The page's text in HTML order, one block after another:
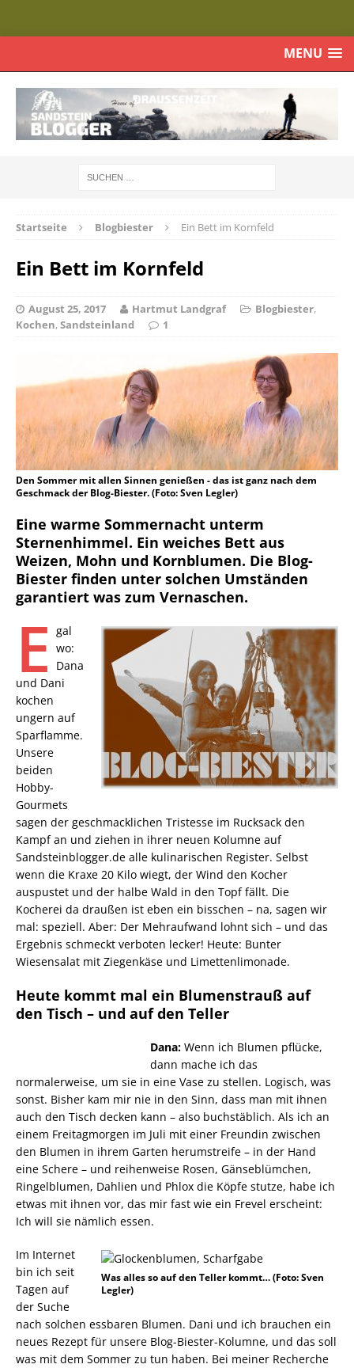
MENU
Startseite Blogbiester Ein Bett im Kornfeld
Ein Bett im Kornfeld
August 25, 2017 Hartmut Landgraf Blogbiester,
Kochen,Sandsteinland 1
Den Sommer mit allen Sinnen genießen - das ist ganz nach dem
Geschmack der Blog-Biester. (Foto: Sven Legler)
Eine warme Sommernacht unterm
Sternenhimmel. Ein weiches Bett aus
Weizen, Mohn und Kornblumen. Die Blog-
Biester finden unter solchen Umständen
garantiert was zum Vernaschen.
E gal
wo:
Dana
und Dani
kochen
ungern auf
Sparflamme.
Unsere
beiden
Hobby-
Gourmets
sagen der geschmacklichen Tristesse im Rucksack den
Kampf an und ziehen in ihrer neuen Kolumne auf
Sandsteinblogger.de alle kulinarischen Register. Selbst
wenn die Kraxe 20 Kilo wiegt, der Wind den Kocher
auspustet und der halbe Wald in den Topf fällt. Die
Kocherei da draußen ist eben ein bisschen – na, sagen wir
mal: speziell. Aber: Der Mehraufwand lohnt sich – und das
Ergebnis schmeckt verboten lecker! Heute: Bunter
Wiesensalat mit Ziegenkäse und Limettenlimonade.
Heute kommt mal ein Blumenstrauß auf
den Tisch – und auf den Teller
Dana: Wenn ich Blumen pflücke,
dann mache ich das
normalerweise, um sie in eine Vase zu stellen. Logisch, was
sonst. Bisher kam mir nie in den Sinn, dass man mit ihnen
auch den Tisch decken kann – also buchstäblich. Als ich an
einem Freitagmorgen im Juli mit einer Freundin zwischen
den Blumen in ihrem Garten herumstreife – in der Hand
eine Schere – und reihenweise Rosen, Gänseblümchen,
Ringelblumen, Dahlien und Phlox die Köpfe stutze, habe ich
etwas mit ihnen vor, das mir fast wie ein Frevel erscheint:
Ich will sie nämlich essen.
Was alles so auf den Teller kommt… (Foto: Sven
Legler)
Im Internet
bin ich seit
Tagen auf
der Suche
nach solchen essbaren Blumen. Dani und ich brauchen ein
neues Rezept für unsere Blog-Biester-Kolumne, und das soll
was mit dem Sommer zu tun haben. Bei meiner Recherche